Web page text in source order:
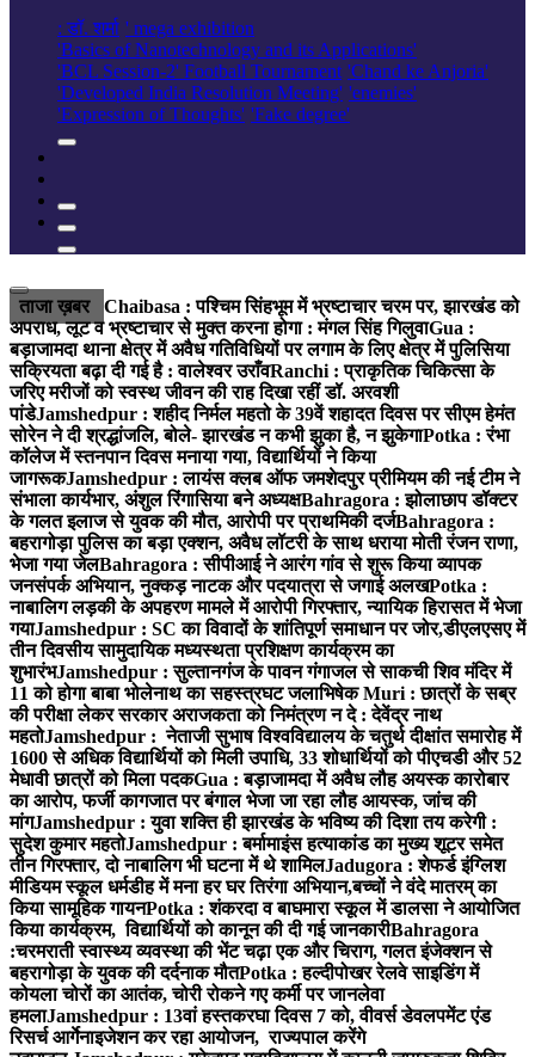
: डॉ. शर्मा ' mega exhibition
'Basics of Nanotechnology and its Applications'
'BCL Session-2' Football Tournament 'Chand ke Anjoria'
'Developed India Resolution Meeting' 'enemies'
'Expression of Thoughts' 'Fake degree'
ताजा ख़बर
Chaibasa : पश्चिम सिंहभूम में भ्रष्टाचार चरम पर, झारखंड को
अपराध, लूट व भ्रष्टाचार से मुक्त करना होगा : मंगल सिंह गिलुवाGua :
बड़ाजामदा थाना क्षेत्र में अवैध गतिविधियों पर लगाम के लिए क्षेत्र में पुलिसिया
सक्रियता बढ़ा दी गई है : वालेश्वर उराँवRanchi : प्राकृतिक चिकित्सा के
जरिए मरीजों को स्वस्थ जीवन की राह दिखा रहीं डॉ. अरवशी
पांडेJamshedpur : शहीद निर्मल महतो के 39वें शहादत दिवस पर सीएम हेमंत
सोरेन ने दी श्रद्धांजलि, बोले- झारखंड न कभी झुका है, न झुकेगाPotka : रंभा
कॉलेज में स्तनपान दिवस मनाया गया, विद्यार्थियों ने किया
जागरूकJamshedpur : लायंस क्लब ऑफ जमशेदपुर प्रीमियम की नई टीम ने
संभाला कार्यभार, अंशुल रिंगासिया बने अध्यक्षBahragora : झोलाछाप डॉक्टर
के गलत इलाज से युवक की मौत, आरोपी पर प्राथमिकी दर्जBahragora :
बहरागोड़ा पुलिस का बड़ा एक्शन, अवैध लॉटरी के साथ धराया मोती रंजन राणा,
भेजा गया जेलBahragora : सीपीआई ने आरंग गांव से शुरू किया व्यापक
जनसंपर्क अभियान, नुक्कड़ नाटक और पदयात्रा से जगाई अलखPotka :
नाबालिग लड़की के अपहरण मामले में आरोपी गिरफ्तार, न्यायिक हिरासत में भेजा
गयाJamshedpur : SC का विवादों के शांतिपूर्ण समाधान पर जोर,डीएलएसए में
तीन दिवसीय सामुदायिक मध्यस्थता प्रशिक्षण कार्यक्रम का
शुभारंभJamshedpur : सुल्तानगंज के पावन गंगाजल से साकची शिव मंदिर में
11 को होगा बाबा भोलेनाथ का सहस्त्रघट जलाभिषेकMuri : छात्रों के सब्र
की परीक्षा लेकर सरकार अराजकता को निमंत्रण न दे : देवेंद्र नाथ
महतोJamshedpur : नेताजी सुभाष विश्वविद्यालय के चतुर्थ दीक्षांत समारोह में
1600 से अधिक विद्यार्थियों को मिली उपाधि, 33 शोधार्थियों को पीएचडी और 52
मेधावी छात्रों को मिला पदकGua : बड़ाजामदा में अवैध लौह अयस्क कारोबार
का आरोप, फर्जी कागजात पर बंगाल भेजा जा रहा लौह आयस्क, जांच की
मांगJamshedpur : युवा शक्ति ही झारखंड के भविष्य की दिशा तय करेगी :
सुदेश कुमार महतोJamshedpur : बर्मामाइंस हत्याकांड का मुख्य शूटर समेत
तीन गिरफ्तार, दो नाबालिग भी घटना में थे शामिलJadugora : शेफर्ड इंग्लिश
मीडियम स्कूल धर्मडीह में मना हर घर तिरंगा अभियान,बच्चों ने वंदे मातरम् का
किया सामूहिक गायनPotka : शंकरदा व बाघमारा स्कूल में डालसा ने आयोजित
किया कार्यक्रम, विद्यार्थियों को कानून की दी गई जानकारीBahragora
:चरमराती स्वास्थ्य व्यवस्था की भेंट चढ़ा एक और चिराग, गलत इंजेक्शन से
बहरागोड़ा के युवक की दर्दनाक मौतPotka : हल्दीपोखर रेलवे साइडिंग में
कोयला चोरों का आतंक, चोरी रोकने गए कर्मी पर जानलेवा
हमलाJamshedpur : 13वां हस्तकरघा दिवस 7 को, वीवर्स डेवलपमेंट एंड
रिसर्च आर्गेनाइजेशन कर रहा आयोजन, राज्यपाल करेंगे